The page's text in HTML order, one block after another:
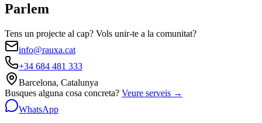
Parlem
Tens un projecte al cap? Vols unir-te a la comunitat?
info@rauxa.cat
+34 684 481 333
Barcelona, Catalunya
Busques alguna cosa concreta? Veure serveis →
WhatsApp